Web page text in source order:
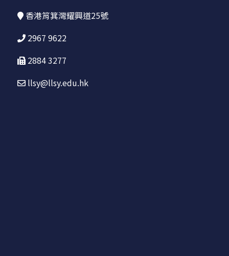
香港筲箕灣耀興道25號
2967 9622
2884 3277
llsy@llsy.edu.hk